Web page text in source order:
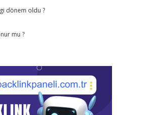
dönem oldu ?
mu ?